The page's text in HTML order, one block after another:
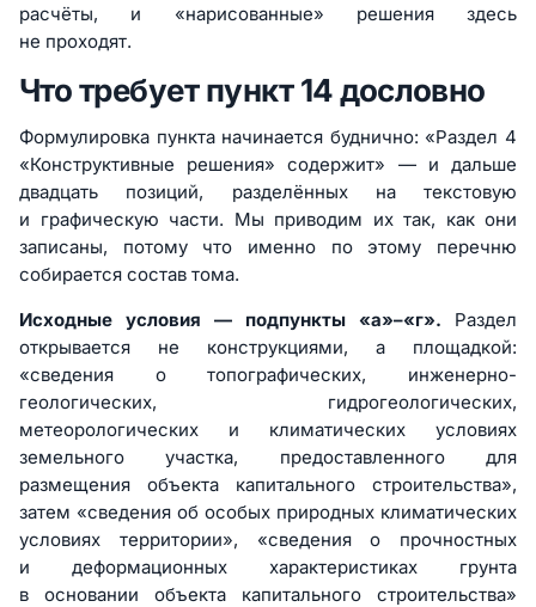
расчёты, и «нарисованные» решения здесь
не проходят.
Что требует пункт 14 дословно
Формулировка пункта начинается буднично: «Раздел 4
«Конструктивные решения» содержит» — и дальше
двадцать позиций, разделённых на текстовую
и графическую части. Мы приводим их так, как они
записаны, потому что именно по этому перечню
собирается состав тома.
Исходные условия — подпункты «а»–«г». Раздел
открывается не конструкциями, а площадкой:
«сведения о топографических, инженерно-
геологических, гидрогеологических,
метеорологических и климатических условиях
земельного участка, предоставленного для
размещения объекта капитального строительства»,
затем «сведения об особых природных климатических
условиях территории», «сведения о прочностных
и деформационных характеристиках грунта
в основании объекта капитального строительства»